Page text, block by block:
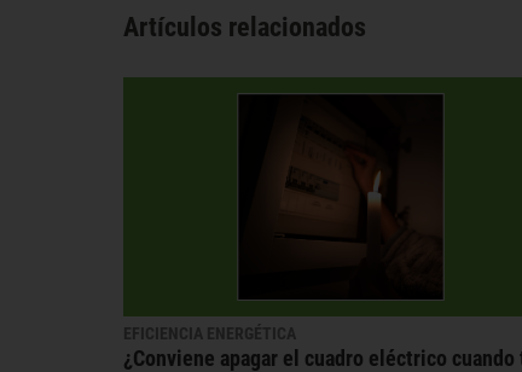
Artículos relacionados
EFICIENCIA ENERGÉTICA
¿Conviene apagar el cuadro eléctrico cuando